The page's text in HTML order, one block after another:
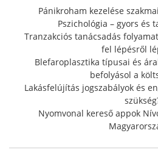
r
:
Pánikroham kezelése
Pszichológia – gyors és
Tranzakciós tanácsadás
fel lépésről
Blefaroplasztika típusai és
befolyásol a
Lakásfelújítás jogszabályok és
Nyomvonal kereső appok